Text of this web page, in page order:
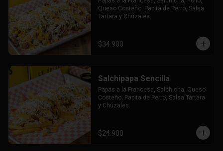
Queso Costeño, Papita de Perro, Salsa
Tártara y Chúzales.
$34.900
Salchipapa Sencilla
Papas a la Francesa, Salchicha, Queso
Costeño, Papita de Perro, Salsa Tártara
y Chúzales.
$24.900